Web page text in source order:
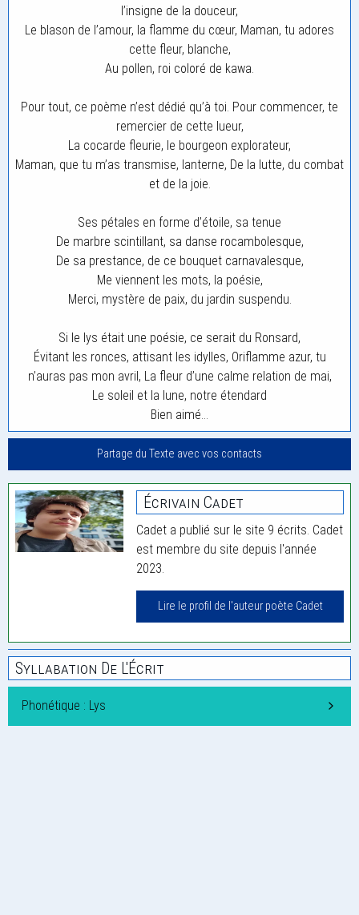
l’insigne de la douceur,
Le blason de l’amour, la flamme du cœur, Maman, tu adores
cette fleur, blanche,
Au pollen, roi coloré de kawa.
Pour tout, ce poème n’est dédié qu’à toi. Pour commencer, te
remercier de cette lueur,
La cocarde fleurie, le bourgeon explorateur,
Maman, que tu m’as transmise, lanterne, De la lutte, du combat
et de la joie.
Ses pétales en forme d’étoile, sa tenue
De marbre scintillant, sa danse rocambolesque,
De sa prestance, de ce bouquet carnavalesque,
Me viennent les mots, la poésie,
Merci, mystère de paix, du jardin suspendu.
Si le lys était une poésie, ce serait du Ronsard,
Évitant les ronces, attisant les idylles, Oriflamme azur, tu
n’auras pas mon avril, La fleur d’une calme relation de mai,
Le soleil et la lune, notre étendard
Bien aimé…
Partage du Texte avec vos contacts
Écrivain Cadet
Cadet a publié sur le site 9 écrits. Cadet
est membre du site depuis l'année
2023.
Lire le profil de l'auteur poète Cadet
Syllabation De L'Écrit
Phonétique : Lys